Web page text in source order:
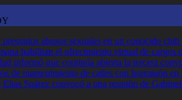
abusos sexuales en un conocido
habilitan el ofrecimiento virtual de cargos
informó que continúa abierta la tercera
de mantenimiento de calles con hormigón
Suárez convocó a una reunión de